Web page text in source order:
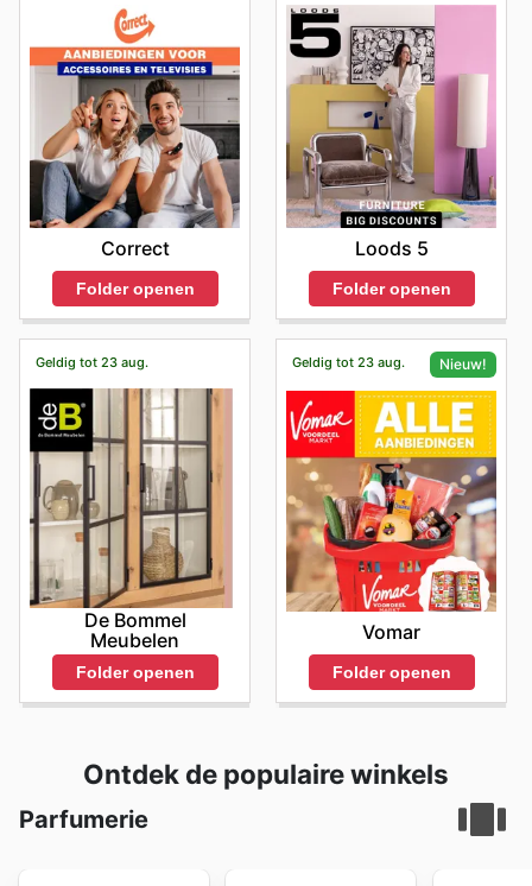
Correct
Folder openen
Loods 5
Folder openen
Geldig tot 23 aug.
De Bommel
Meubelen
Folder openen
Geldig tot 23 aug. Nieuw!
Vomar
Folder openen
Ontdek de populaire winkels
Parfumerie